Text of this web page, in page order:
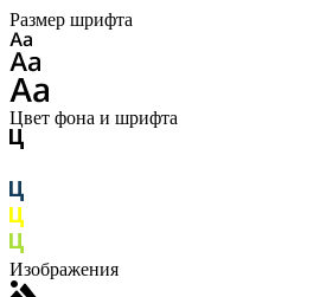
Размер шрифта
Цвет фона и шрифта
Изображения